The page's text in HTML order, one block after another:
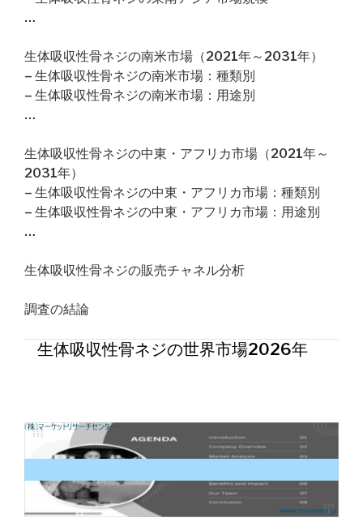
…
生体吸収性骨ネジの南米市場（2021年～2031年）
– 生体吸収性骨ネジの南米市場：種類別
– 生体吸収性骨ネジの南米市場：用途別
…
生体吸収性骨ネジの中東・アフリカ市場（2021年～
2031年）
– 生体吸収性骨ネジの中東・アフリカ市場：種類別
– 生体吸収性骨ネジの中東・アフリカ市場：用途別
…
生体吸収性骨ネジの販売チャネル分析
調査の結論
生体吸収性骨ネジの世界市場2026年